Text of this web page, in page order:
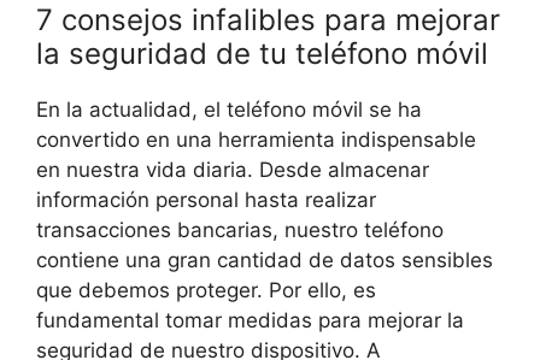
7 consejos infalibles para mejorar
la seguridad de tu teléfono móvil
En la actualidad, el teléfono móvil se ha
convertido en una herramienta indispensable
en nuestra vida diaria. Desde almacenar
información personal hasta realizar
transacciones bancarias, nuestro teléfono
contiene una gran cantidad de datos sensibles
que debemos proteger. Por ello, es
fundamental tomar medidas para mejorar la
seguridad de nuestro dispositivo. A